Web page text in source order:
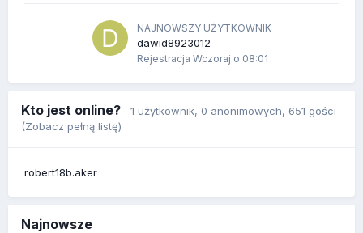
NAJNOWSZY UŻYTKOWNIK
dawid8923012
Rejestracja Wczoraj o 08:01
Kto jest online? 1 użytkownik, 0 anonimowych, 651 gości
(Zobacz pełną listę)
robert18b.aker
Najnowsze